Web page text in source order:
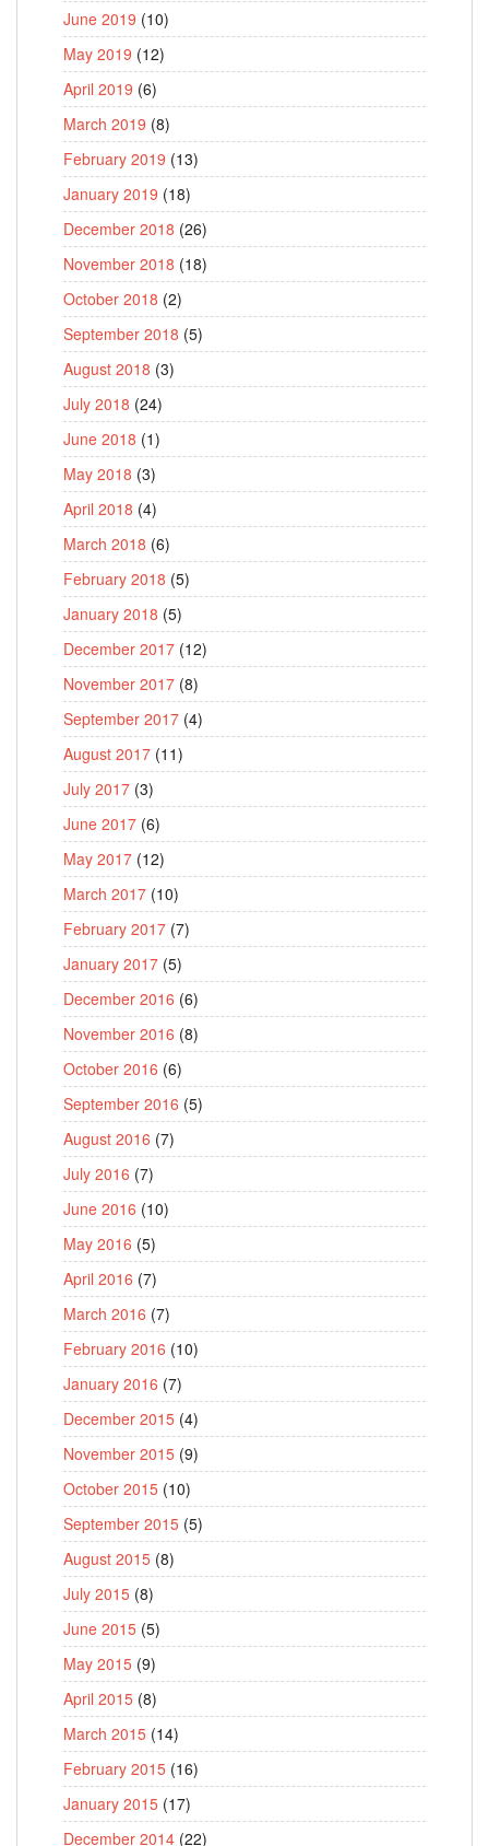
June 2019 (10)
May 2019 (12)
April 2019 (6)
March 2019 (8)
February 2019 (13)
January 2019 (18)
December 2018 (26)
November 2018 (18)
October 2018 (2)
September 2018 (5)
August 2018 (3)
July 2018 (24)
June 2018 (1)
May 2018 (3)
April 2018 (4)
March 2018 (6)
February 2018 (5)
January 2018 (5)
December 2017 (12)
November 2017 (8)
September 2017 (4)
August 2017 (11)
July 2017 (3)
June 2017 (6)
May 2017 (12)
March 2017 (10)
February 2017 (7)
January 2017 (5)
December 2016 (6)
November 2016 (8)
October 2016 (6)
September 2016 (5)
August 2016 (7)
July 2016 (7)
June 2016 (10)
May 2016 (5)
April 2016 (7)
March 2016 (7)
February 2016 (10)
January 2016 (7)
December 2015 (4)
November 2015 (9)
October 2015 (10)
September 2015 (5)
August 2015 (8)
July 2015 (8)
June 2015 (5)
May 2015 (9)
April 2015 (8)
March 2015 (14)
February 2015 (16)
January 2015 (17)
December 2014 (22)